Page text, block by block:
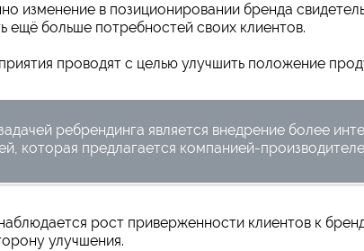
изменение в позиционировании бренда
ещё больше потребностей своих клиентов.
проводят с целью улучшить положение
ребрендинга является внедрение более
которая предлагается компанией-
рост приверженности клиентов к
улучшения.